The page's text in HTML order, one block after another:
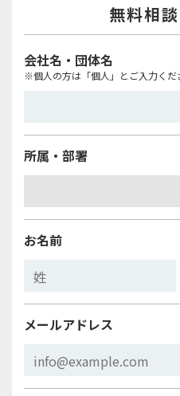
無料相
会社名・団体名
※個人の方は「個人」とご入力くだ
所属・部署
お名前
メールアドレス